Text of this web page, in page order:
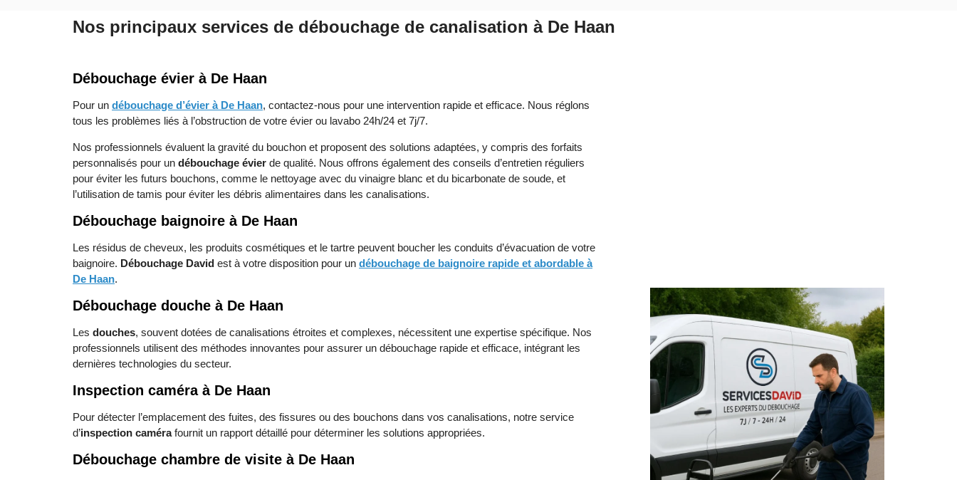
Nos principaux services de débouchage de canalisation à De Haan
Débouchage évier à De Haan
Pour un débouchage d’évier à De Haan, contactez-nous pour une intervention rapide et efficace. Nous réglons
tous les problèmes liés à l’obstruction de votre évier ou lavabo 24h/24 et 7j/7.
Nos professionnels évaluent la gravité du bouchon et proposent des solutions adaptées, y compris des forfaits
personnalisés pour un débouchage évier de qualité. Nous offrons également des conseils d’entretien réguliers
pour éviter les futurs bouchons, comme le nettoyage avec du vinaigre blanc et du bicarbonate de soude, et
l’utilisation de tamis pour éviter les débris alimentaires dans les canalisations.
Débouchage baignoire à De Haan
Les résidus de cheveux, les produits cosmétiques et le tartre peuvent boucher les conduits d’évacuation de votre
baignoire. Débouchage David est à votre disposition pour un débouchage de baignoire rapide et abordable à
De Haan.
Débouchage douche à De Haan
Les douches, souvent dotées de canalisations étroites et complexes, nécessitent une expertise spécifique. Nos
professionnels utilisent des méthodes innovantes pour assurer un débouchage rapide et efficace, intégrant les
dernières technologies du secteur.
Inspection caméra à De Haan
Pour détecter l’emplacement des fuites, des fissures ou des bouchons dans vos canalisations, notre service
d’inspection camérafournit un rapport détaillé pour déterminer les solutions appropriées.
Débouchage chambre de visite à De Haan